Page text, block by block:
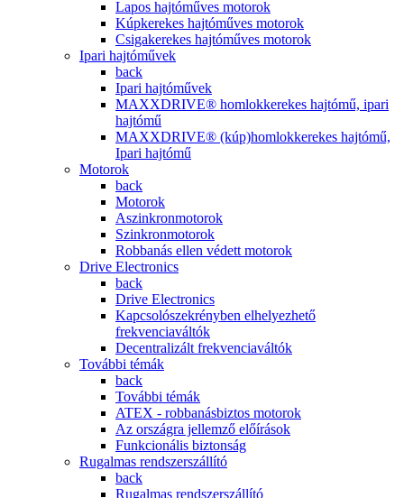
Lapos hajtóműves motorok
Kúpkerekes hajtóműves motorok
Csigakerekes hajtóműves motorok
Ipari hajtóművek
back
Ipari hajtóművek
MAXXDRIVE® homlokkerekes hajtómű, ipari
hajtómű
MAXXDRIVE® (kúp)homlokkerekes hajtómű,
Ipari hajtómű
Motorok
back
Motorok
Aszinkronmotorok
Szinkronmotorok
Robbanás ellen védett motorok
Drive Electronics
back
Drive Electronics
Kapcsolószekrényben elhelyezhető
frekvenciaváltók
Decentralizált frekvenciaváltók
További témák
back
További témák
ATEX - robbanásbiztos motorok
Az országra jellemző előírások
Funkcionális biztonság
Rugalmas rendszerszállító
back
Rugalmas rendszerszállító